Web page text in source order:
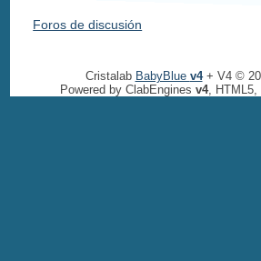
Foros de discusión
Cristalab BabyBlue v4+ V4 ©
Powered by ClabEngines v4, HTML5,